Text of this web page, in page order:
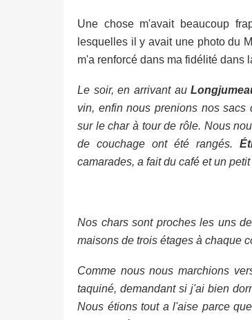
Une chose m'avait beaucoup
lesquelles il y avait une photo du
m'a renforcé dans ma fidélité dans
Le soir, en arrivant au
vin, enfin nous prenions nos sacs
sur le char à tour de rôle. Nous
de couchage ont été rangés.
camarades, a fait du café et un
Nos chars sont proches les uns
maisons de trois étages à chaque
Comme nous nous marchions
taquiné, demandant si j'ai bien
Nous étions tout a l'aise parce